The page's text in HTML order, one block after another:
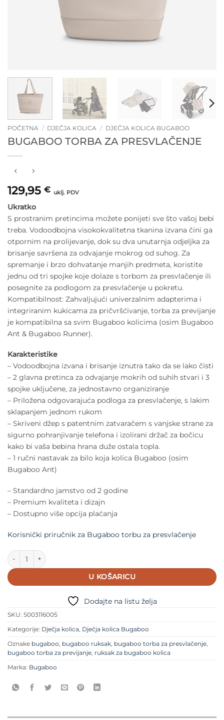
POČETNA / DJEČJA KOLICA / DJEČJA KOLICA BUGABOO
BUGABOO TORBA ZA PRESVLAČENJE
129,95 € uklj. PDV
Ukratko
S prostranim pretincima možete ponijeti sve što vašoj bebi
treba. Vodoodbojna visokokvalitetna tkanina izvana čini ga
otpornim na prolijevanje, dok su dva unutarnja odjeljka za
brisanje savršena za odvajanje mokrog od suhog. Za
spremanje i brzo dohvatanje manjih predmeta, koristite
jednu od tri spojke koje dolaze s torbom za presvlačenje ili
posegnite za podlogom za presvlačenje u pokretu.
Kompatibilnost: Zahvaljujući univerzalnim adapterima i
integriranim kukicama za pričvršćivanje, torba za previjanje
je kompatibilna sa svim Bugaboo kolicima (osim Bugaboo
Ant & Bugaboo Runner).
Karakteristike
– Vodoodbojna izvana i brisanje iznutra tako da se lako čisti
– 2 glavna pretinca za odvajanje mokrih od suhih stvari i 3
spojke uključene, za jednostavno organiziranje
– Priložena odgovarajuća podloga za presvlačenje, s lakim
sklapanjem jednom rukom
– Skriveni džep s patentnim zatvaračem s vanjske strane za
sigurno pohranjivanje telefona i izolirani držač za bočicu
kako bi vaša bebina hrana duže ostala topla.
– 1 ručni nastavak za bilo koja kolica Bugaboo (osim
Bugaboo Ant)
– Standardno jamstvo od 2 godine
– Premium kvaliteta i dizajn
– Dostupno više opcija plaćanja
Korisnički priručnik za Bugaboo torbu za presvlačenje
Bugaboo torba za presvlačenje količina
U KOŠARICU
Dodajte na listu želja
SKU: S003116005
Kategorije: Dječja kolica, Dječja kolica Bugaboo
Oznake bugaboo, bugaboo ruksak, bugaboo torba za presvlačenje,
bugaboo torba za previjanje, ruksak za bugaboo kolica
Marka: Bugaboo